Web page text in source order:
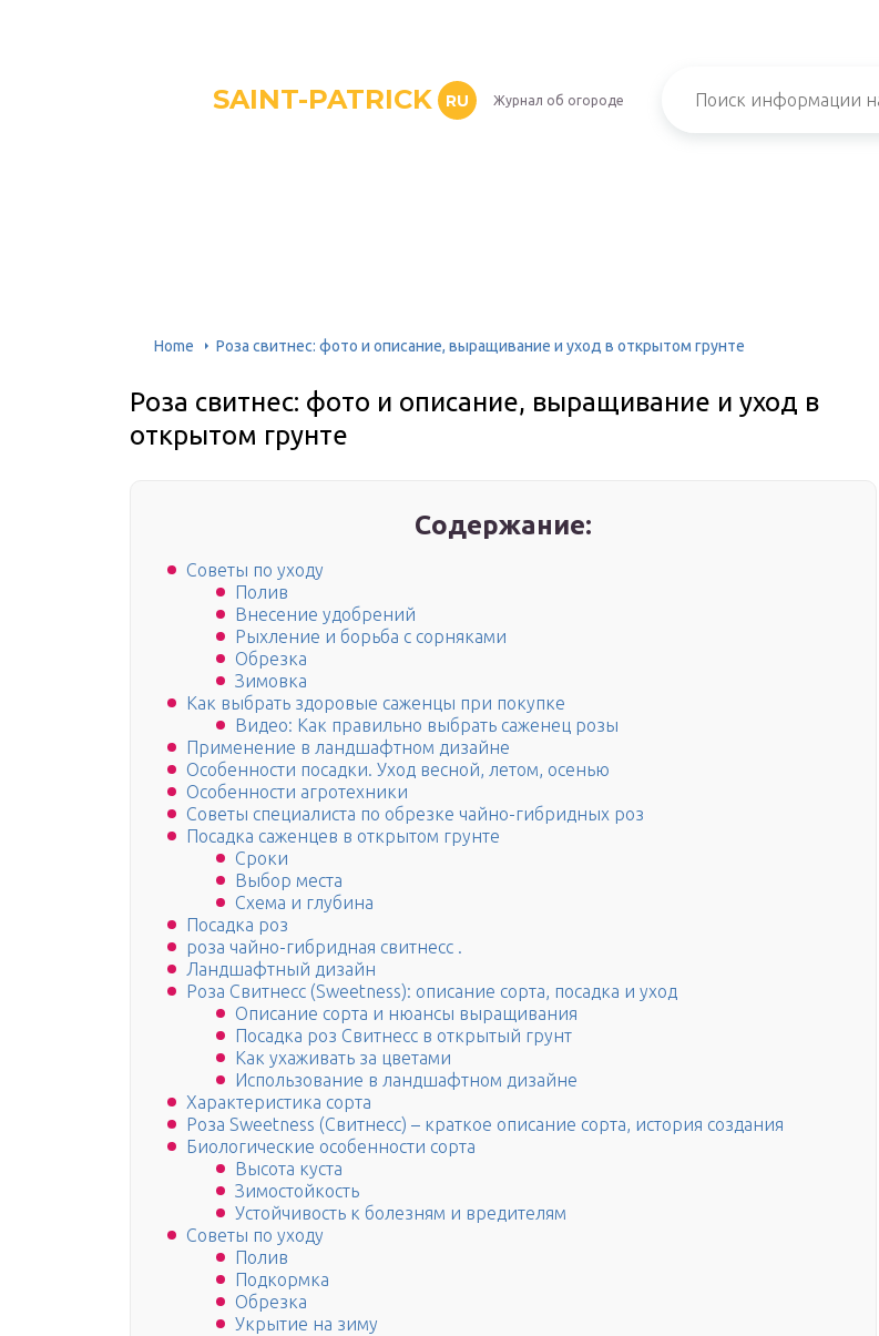
SAINT-PATRICK RU Журнал об огороде
Home Роза свитнес: фото и описание, выращивание и уход в открытом грунте
Роза свитнес: фото и описание, выращивание и уход в
открытом грунте
Содержание:
Советы по уходу
Полив
Внесение удобрений
Рыхление и борьба с сорняками
Обрезка
Зимовка
Как выбрать здоровые саженцы при покупке
Видео: Как правильно выбрать саженец розы
Применение в ландшафтном дизайне
Особенности посадки. Уход весной, летом, осенью
Особенности агротехники
Советы специалиста по обрезке чайно-гибридных роз
Посадка саженцев в открытом грунте
Сроки
Выбор места
Схема и глубина
Посадка роз
роза чайно-гибридная свитнесс .
Ландшафтный дизайн
Роза Свитнесс (Sweetness): описание сорта, посадка и уход
Описание сорта и нюансы выращивания
Посадка роз Свитнесс в открытый грунт
Как ухаживать за цветами
Использование в ландшафтном дизайне
Характеристика сорта
Роза Sweetness (Свитнесс) – краткое описание сорта, история создания
Биологические особенности сорта
Высота куста
Зимостойкость
Устойчивость к болезням и вредителям
Советы по уходу
Полив
Подкормка
Обрезка
Укрытие на зиму